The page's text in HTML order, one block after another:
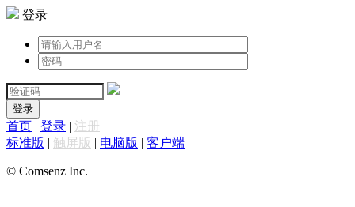
登录
登录
首页 | 登录 | 注册
标准版 | 触屏版 | 电脑版 | 客户端
© Comsenz Inc.